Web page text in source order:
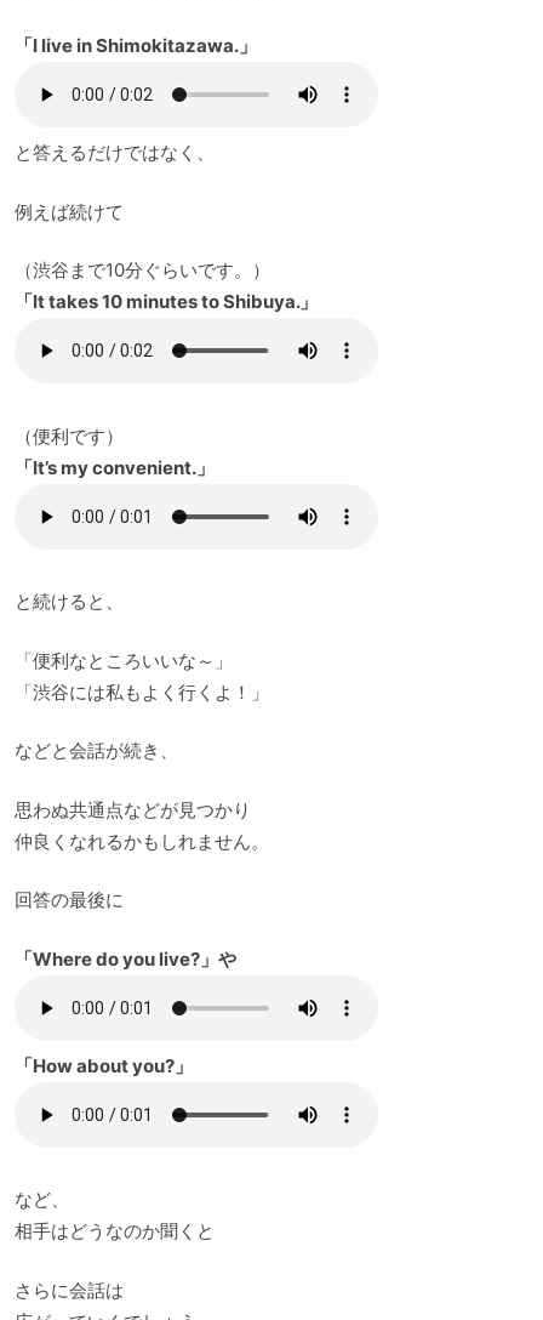
「I live in Shimokitazawa.」
と答えるだけではなく、
例えば続けて
（渋谷まで10分ぐらいです。）
「It takes 10 minutes to Shibuya.」
（便利です）
「It’s my convenient.」
と続けると、
「便利なところいいな～」
「渋谷には私もよく行くよ！」
などと会話が続き、
思わぬ共通点などが見つかり
仲良くなれるかもしれません。
回答の最後に
「Where do you live?」や
「How about you?」
など、
相手はどうなのか聞くと
さらに会話は